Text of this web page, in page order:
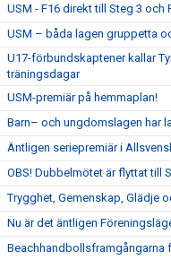
USM - F16 direkt till Steg 3 och
USM – båda lagen gruppetta
U17-förbundskaptener kallar
träningsdagar
USM-premiär på hemmaplan!
Barn– och ungdomslagen har
Äntligen seriepremiär i
OBS! Dubbelmötet är flyttat till
Trygghet, Gemenskap, Glädje
Nu är det äntligen
Beachhandbollsframgångarna